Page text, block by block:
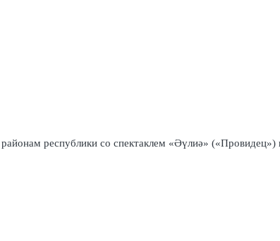
республики со спектаклем «Әүлиә» («Провидец»)